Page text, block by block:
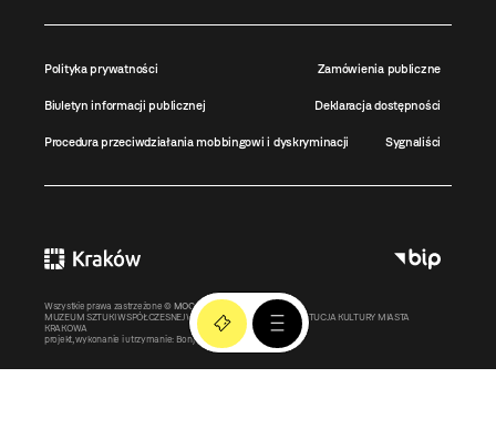
Polityka prywatności Zamówienia publiczne
Biuletyn informacji publicznej Deklaracja dostępności
Procedura przeciwdziałania mobbingowi i dyskryminacji Sygnaliści
Wszystkie prawa zastrzeżone © MOCAK2011-2026
MUZEUM SZTUKI WSPÓŁCZESNEJ W KRAKOWIE MOCAK – INSTYTUCJA KULTURY MIASTA
KRAKOWA
projekt, wykonanie i utrzymanie: Bonjour.pl